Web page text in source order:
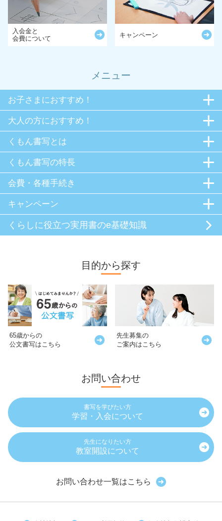
入会金と
会費について
キャンペーン
メニュー
お子さまにおすすめ！
大人の方におすすめ！
くもん書写とは
くもん書写の特長
会費・各種手続き
キャンペーン
くらしに役立つ実用書のe基礎知識
目的から探す
65歳からの
公文書写はこちら
先生募集の
ご案内はこちら
お問い合わせ
書写を学びたい方
学習・入会について
先生になりたい方
教室開設について
お問い合わせ一覧はこちら